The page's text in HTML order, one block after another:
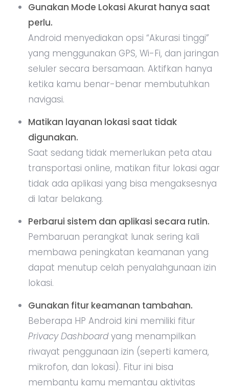
Gunakan Mode Lokasi Akurat hanya saat
perlu.
Android menyediakan opsi “Akurasi tinggi”
yang menggunakan GPS, Wi-Fi, dan jaringan
seluler secara bersamaan. Aktifkan hanya
ketika kamu benar-benar membutuhkan
navigasi.
Matikan layanan lokasi saat tidak
digunakan.
Saat sedang tidak memerlukan peta atau
transportasi online, matikan fitur lokasi agar
tidak ada aplikasi yang bisa mengaksesnya
di latar belakang.
Perbarui sistem dan aplikasi secara rutin.
Pembaruan perangkat lunak sering kali
membawa peningkatan keamanan yang
dapat menutup celah penyalahgunaan izin
lokasi.
Gunakan fitur keamanan tambahan.
Beberapa HP Android kini memiliki fitur
Privacy Dashboardyang menampilkan
riwayat penggunaan izin (seperti kamera,
mikrofon, dan lokasi). Fitur ini bisa
membantu kamu memantau aktivitas